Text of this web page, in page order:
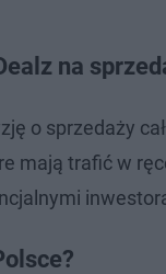
na
o sprzedaży
mają trafić w